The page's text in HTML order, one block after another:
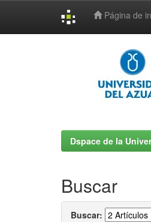
Página de
Dspace de la
Buscar
Buscar: